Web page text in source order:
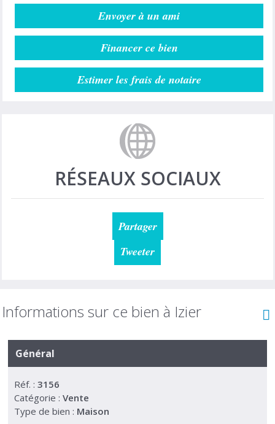
Envoyer à un ami
Financer ce bien
Estimer les frais de notaire
RÉSEAUX SOCIAUX
Partager
Tweeter
Informations sur ce bien à Izier
Général
Réf. : 3156
Catégorie : Vente
Type de bien : Maison